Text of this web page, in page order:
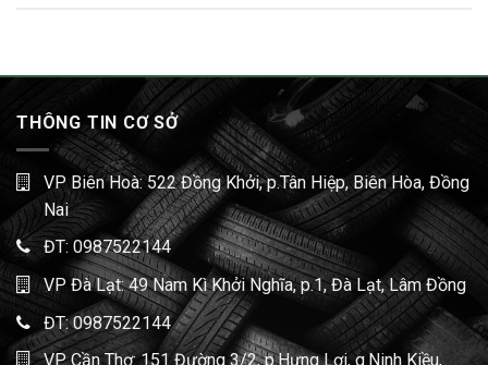
THÔNG TIN CƠ SỞ
VP Biên Hoà: 522 Đồng Khởi, p.Tân Hiệp, Biên Hòa, Đồng
Nai
ĐT: 0987522144
VP Đà Lạt: 49 Nam Kì Khởi Nghĩa, p.1, Đà Lạt, Lâm Đồng
ĐT:0987522144
VP Cần Thơ: 151 Đường 3/2, p.Hưng Lợi, q.Ninh Kiều,